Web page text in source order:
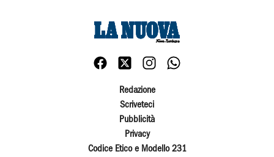
Redazione
Scriveteci
Pubblicità
Privacy
Codice Etico e Modello 231